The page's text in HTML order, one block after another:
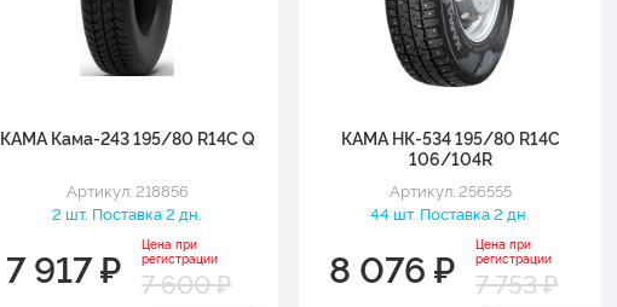
КАМА Кама-243 195/80 R14C Q
Артикул: 218856
2 шт. Поставка 2 дн.
7 917 ₽
Цена при
регистрации
7 600 ₽
КАМА НК-534 195/80 R14C
106/104R
Артикул: 256555
44 шт. Поставка 2 дн.
8 076 ₽
Цена при
регистрации
7 753 ₽